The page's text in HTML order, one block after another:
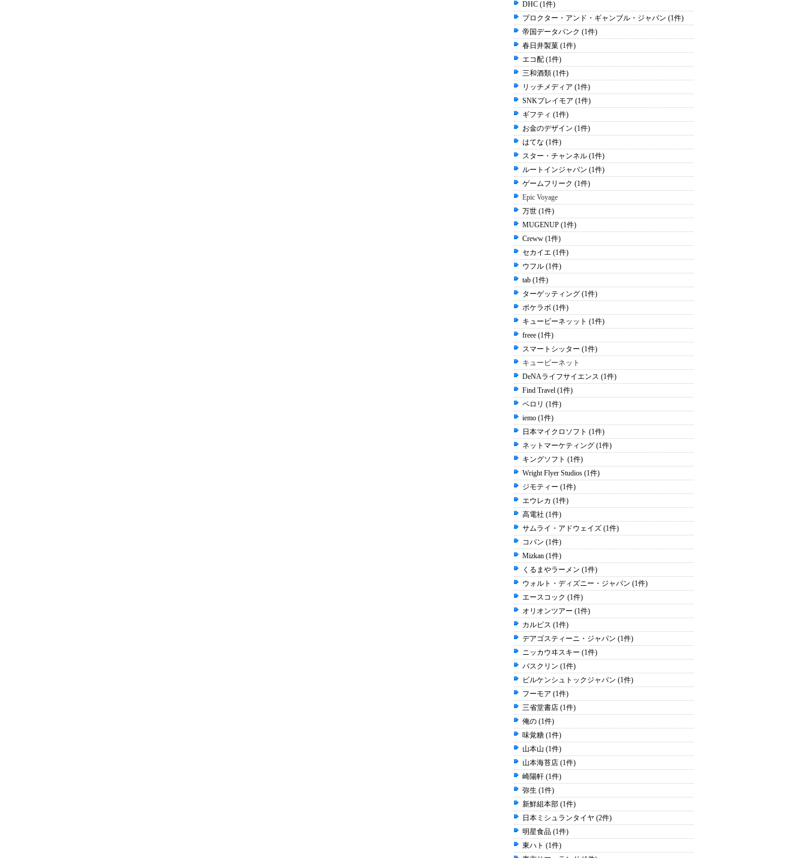
DHC (1件)
プロクター・アンド・ギャンブル・ジャパン (1件)
帝国データバンク (1件)
春日井製菓 (1件)
エコ配 (1件)
三和酒類 (1件)
リッチメディア (1件)
SNKプレイモア (1件)
ギフティ (1件)
お金のデザイン (1件)
はてな (1件)
スター・チャンネル (1件)
ルートインジャパン (1件)
ゲームフリーク (1件)
Epic Voyage
万世 (1件)
MUGENUP (1件)
Creww (1件)
セカイエ (1件)
ウフル (1件)
tab (1件)
ターゲッティング (1件)
ポケラボ (1件)
キュービーネッット (1件)
freee (1件)
スマートシッター (1件)
キュービーネット
DeNAライフサイエンス (1件)
Find Travel (1件)
ペロリ (1件)
iemo (1件)
日本マイクロソフト (1件)
ネットマーケティング (1件)
キングソフト (1件)
Wright Flyer Studios (1件)
ジモティー (1件)
エウレカ (1件)
高電社 (1件)
サムライ・アドウェイズ (1件)
コパン (1件)
Mizkan (1件)
くるまやラーメン (1件)
ウォルト・ディズニー・ジャパン (1件)
エースコック (1件)
オリオンツアー (1件)
カルピス (1件)
デアゴスティーニ・ジャパン (1件)
ニッカウヰスキー (1件)
バスクリン (1件)
ビルケンシュトックジャパン (1件)
フーモア (1件)
三省堂書店 (1件)
俺の (1件)
味覚糖 (1件)
山本山 (1件)
山本海苔店 (1件)
崎陽軒 (1件)
弥生 (1件)
新鮮組本部 (1件)
日本ミシュランタイヤ (2件)
明星食品 (1件)
東ハト (1件)